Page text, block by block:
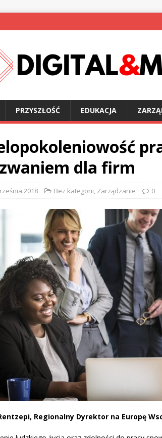
PRZYSZŁOŚĆ EDUKACJA
dla firm
2018 Bez kategorii, Zarządzanie 0
Regionalny Dyrektor na Europę